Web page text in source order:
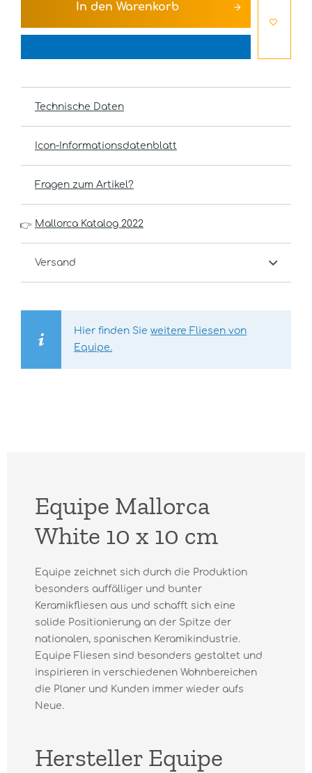
In den Warenkorb
Technische Daten
Icon-Informationsdatenblatt
Fragen zum Artikel?
👉 Mallorca Katalog 2022
Versand
Hier finden Sieweitere Fliesen von
Equipe.
Equipe Mallorca
White 10 x 10 cm
Equipe zeichnet sich durch die Produktion
besonders auffälliger und bunter
Keramikfliesen aus und schafft sich eine
solide Positionierung an der Spitze der
nationalen, spanischen Keramikindustrie.
Equipe Fliesen sind besonders gestaltet und
inspirieren in verschiedenen Wohnbereichen
die Planer und Kunden immer wieder aufs
Neue.
Hersteller Equipe